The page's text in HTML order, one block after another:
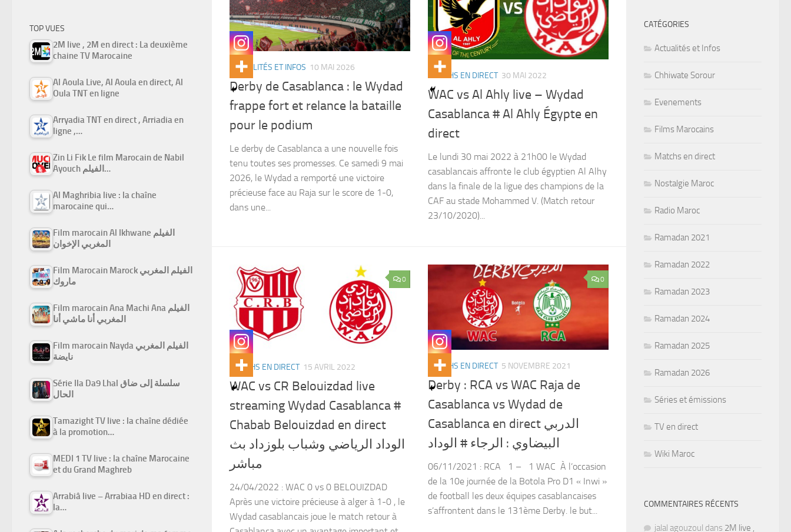
ACTUALITÉS ET INFOS 10 MAI 2026
Derby de Casablanca : le Wydad
frappe fort et relance la bataille
pour le podium
Le derby de Casablanca a une nouvelle fois
tenu toutes ses promesses. Ce samedi 9 mai
2026, le Wydad a remporté une victoire
précieuse face au Raja sur le score de 1-0,
dans une...
MATCHS EN DIRECT 30 MAI 2022
WAC vs Al Ahly live – Wydad
Casablanca # Al Ahly Égypte en
direct
Le lundi 30 mai 2022 à 21h00 le Wydad
casablancais affronte le club égyptien Al Alhy
dans la finale de la ligue des champions de la
CAF au stade Mohammed V. (Match retour
23/10/2020)...
0
MATCHS EN DIRECT 15 AVRIL 2022
WAC vs CR Belouizdad live
streaming Wydad Casablanca #
Chabab Belouizdad en direct
الوداد الرياضي وشباب بلوزداد بث
مباشر
24/04/2022 : WAC 0 vs 0 BELOUIZDAD
Après une victoire précieuse à alger à 1-0 , le
Wydad casablancais joue le match retour à
0
MATCHS EN DIRECT 5 NOVEMBRE 2021
Derby : RCA vs WAC Raja de
Casablanca vs Wydad de
Casablanca en direct الدربي
البيضاوي : الرجاء # الوداد
06/11/2021 : RCA 1 – 1 WAC À l’occasion
de la 10e journée de la Botola Pro D1 « Inwi »
de football les deux équipes casablancaises
s’affrontent dans le 131ème Derby. le but...
TOP VUES
2M live , 2M en direct : La deuxième
chaine TV Marocaine
Al Aoula Live, Al Aoula en direct, Al
Oula TNT en ligne
Arryadia TNT en direct , Arriadia en
ligne ,…
Zin Li Fik Le film Marocain de Nabil
Ayouch الفيلم…
Al Maghribia live : la chaîne
marocaine qui…
Film marocain Al Ikhwane الفيلم
المغربي الإخوان
Film Marocain Marock الفيلم المغربي
ماروك
Film marocain Ana Machi Ana الفيلم
المغربي أنا ماشي أنا
Film marocain Nayda الفيلم المغربي
نايضة
Série Ila Da9 Lhal سلسلة إلى ضاق
الحال
Tamazight TV live : la chaîne dédiée
à la promotion…
MEDI 1 TV live : la chaîne Marocaine
et du Grand Maghreb
Arrabiâ live – Arrabiaa HD en direct :
la…
CATÉGORIES
Actualités et Infos
Chhiwate Sorour
Evenements
Films Marocains
Matchs en direct
Nostalgie Maroc
Radio Maroc
Ramadan 2021
Ramadan 2022
Ramadan 2023
Ramadan 2024
Ramadan 2025
Ramadan 2026
Séries et émissions
TV en direct
Wiki Maroc
COMMENTAIRES RÉCENTS
jalal agouzoul dans 2M live ,